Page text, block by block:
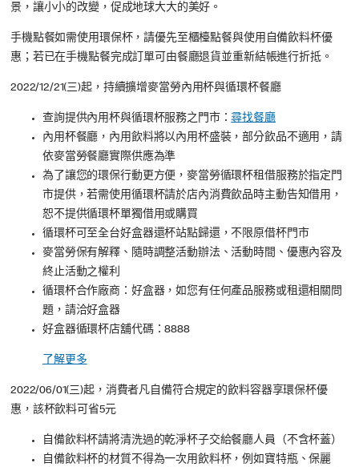
景，讓小小的改變，促成地球大大的美好。
手機點餐如需使用環保杯，請優先至櫃檯點餐與使用自備飲料杯優
惠；若已在手機點餐完成訂單可由餐廳退貨並重新結帳進行折抵。
2022/12/21(三)起，持續擴增麥當勞內用杯與循環杯餐廳
查詢提供內用杯與循環杯服務之門市：尋找餐廳
內用杯餐廳，內用飲料將以內用杯盛裝，部分飲品不適用，請
依麥當勞餐廳實際供應為準
為了讓您的環保行動更方便，麥當勞循環杯租借服務於指定門
市提供，若需使用循環杯請於店內消費飲品時主動告知借用，
恕不提供循環杯單獨借用或購買
循環杯可至全台好盒器還杯站點歸還，不限原借杯門市
麥當勞保有解釋、隨時調整活動辦法、活動時間、優惠內容及
終止活動之權利
循環杯合作廠商：好盒器，如您有任何產品服務或租還相關問
題，請洽好盒器
好盒器循環杯店舖代碼：8888
了解更多
2022/06/01(三)起，消費者凡自備符合規定的飲料容器享環保杯優
惠，該杯飲料可省5元
自備飲料杯請將清洗過的乾淨杯子交給餐廳人員（不含杯蓋）
自備飲料杯的材質不得為一次用飲料杯，例如寶特瓶、保麗